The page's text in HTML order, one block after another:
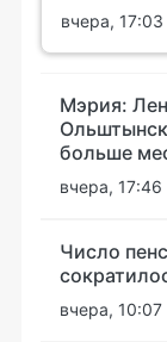
вчера, 17:03
Мэрия:
больше
вчера, 17:46
Число
вчера, 10:07